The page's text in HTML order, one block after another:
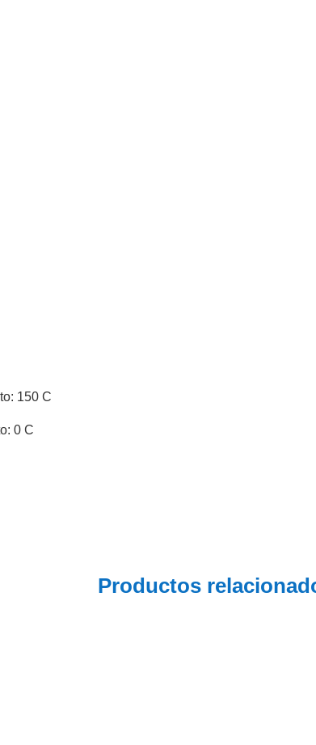
150 C
0 C
Productos